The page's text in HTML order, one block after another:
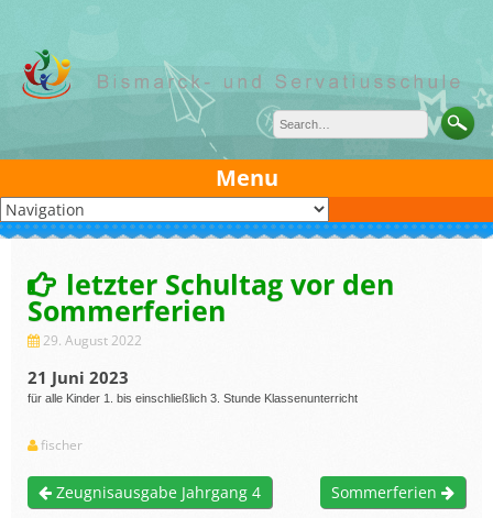
content
Menu
letzter Schultag vor den
Sommerferien
29. August 2022
21 Juni 2023
für alle Kinder 1. bis einschließlich 3. Stunde Klassenunterricht
fischer
Zeugnisausgabe Jahrgang 4 Sommerferien